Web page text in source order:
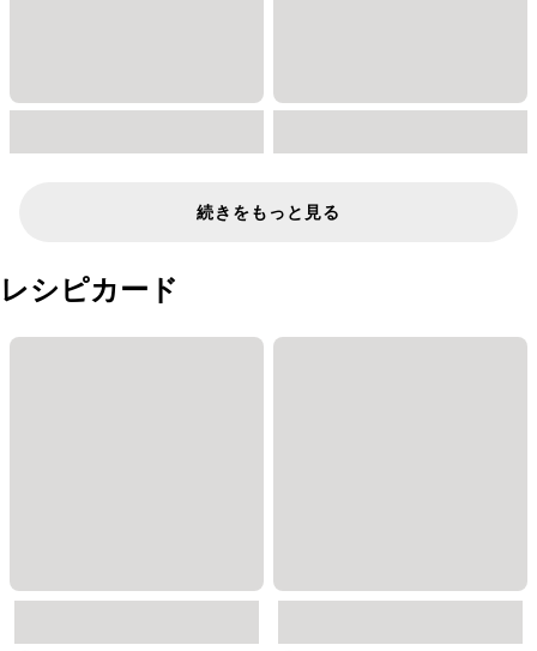
続きをもっと見る
レシピカード